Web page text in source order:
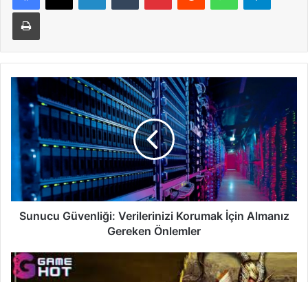
Yazdır
Sunucu
Güvenliği:
Verilerinizi
Korumak
İçin
Almanız
Gereken
Önlemler
Sunucu Güvenliği: Verilerinizi Korumak İçin Almanız
Gereken Önlemler
Silkroad
Private